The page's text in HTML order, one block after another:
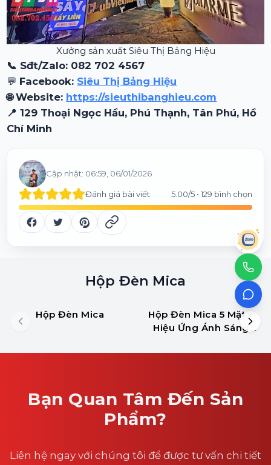
Xưởng sản xuất Siêu Thị Bảng Hiệu
📞 Sđt/Zalo: 082 702 4567
💬 Facebook: Siêu Thị Bảng Hiệu
🌐 Website: https://sieuthibanghieu.com
📍 129 Thoại Ngọc Hầu, Phú Thạnh, Tân Phú, Hồ
Chí Minh
Cập nhật: 06:59, 06/01/2026
Đánh giá bài viết 5.00/5 • 129 bình chọn
Hộp Đèn Mica
Hộp Đèn Mica
Hộp Đèn Mica 5 Mặt –
Hiệu Ứng Ánh Sáng
Bạn Quan Tâm Đến Sản
Phẩm?
Liên hệ ngay với chúng tôi để được tư vấn chi tiết